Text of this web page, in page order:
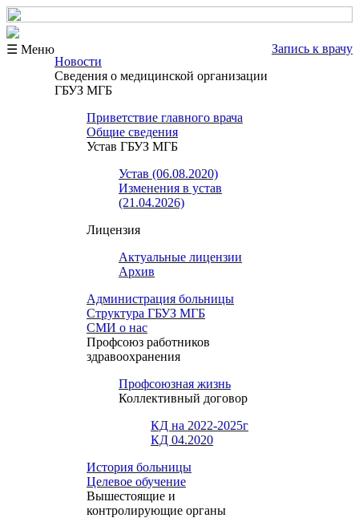
☰ Меню
Запись к врачу
Новости
Сведения о медицинской организации
ГБУЗ МГБ
Приветствие главного врача
Общие сведения
Устав ГБУЗ МГБ
Устав (06.08.2020)
Изменения в устав
(21.04.2026)
Лицензия
Актуальные лицензии
Архив
Администрация больницы
Структура ГБУЗ МГБ
СМИ о нас
Профсоюз работников
здравоохранения
Профсоюзная жизнь
Коллективный договор
КД на 2022-2025г
КД 04.2020
История больницы
Целевое обучение
Вышестоящие и
контролирующие органы